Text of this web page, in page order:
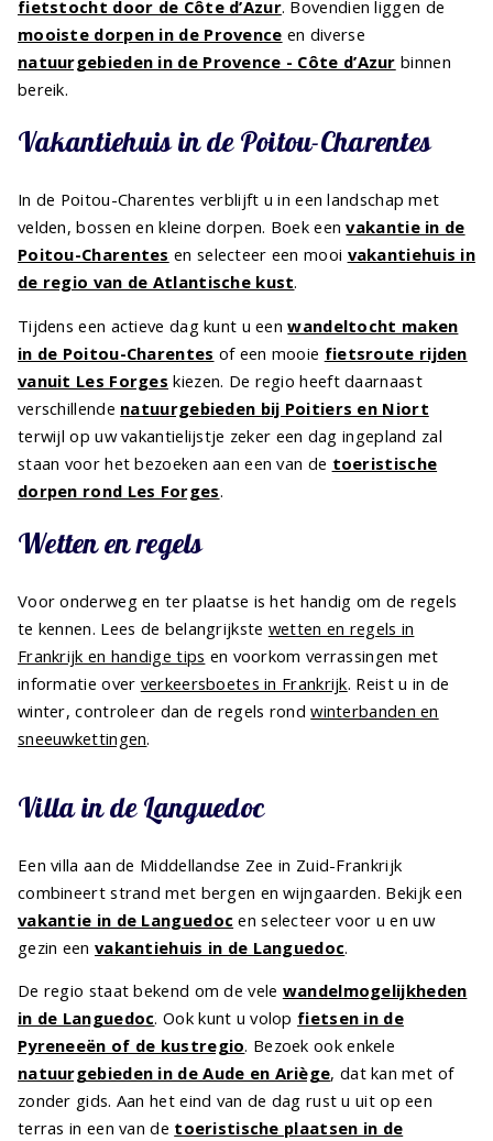
fietstocht door de Côte d’Azur. Bovendien liggen de
mooiste dorpen in de Provence en diverse
natuurgebieden in de Provence - Côte d’Azur binnen
bereik.
Vakantiehuis in de Poitou-Charentes
In de Poitou-Charentes verblijft u in een landschap met
velden, bossen en kleine dorpen. Boek eenvakantie in de
Poitou-Charentes en selecteer een mooi vakantiehuis in
de regio van de Atlantische kust.
Tijdens een actieve dag kunt u eenwandeltocht maken
in de Poitou-Charentes of een mooie fietsroute rijden
vanuit Les Forges kiezen. De regio heeft daarnaast
verschillende natuurgebieden bij Poitiers en Niort
terwijl op uw vakantielijstje zeker een dag ingepland zal
staan voor het bezoeken aan een van de toeristische
dorpen rond Les Forges.
Wetten en regels
Voor onderweg en ter plaatse is het handig om de regels
te kennen. Lees de belangrijkste wetten en regels in
Frankrijk en handige tips en voorkom verrassingen met
informatie over verkeersboetes in Frankrijk. Reist u in de
winter, controleer dan de regels rondwinterbanden en
sneeuwkettingen.
Villa in de Languedoc
Een villa aan de Middellandse Zee in Zuid-Frankrijk
combineert strand met bergen en wijngaarden. Bekijk een
vakantie in de Languedoc en selecteer voor u en uw
gezin een vakantiehuis in de Languedoc.
De regio staat bekend om de vele wandelmogelijkheden
in de Languedoc. Ook kunt u volop fietsen in de
Pyreneeën of de kustregio. Bezoek ook enkele
natuurgebieden in de Aude en Ariège, dat kan met of
zonder gids. Aan het eind van de dag rust u uit op een
terras in een van de toeristische plaatsen in de